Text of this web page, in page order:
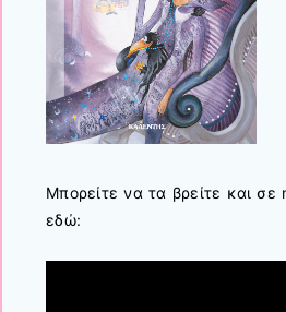
Μπορείτε να τα βρείτε και σε
εδώ: